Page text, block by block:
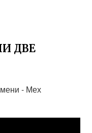
ДВЕ
- Мех